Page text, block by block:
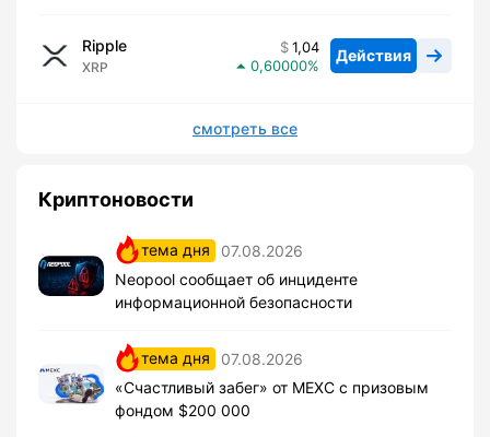
Ripple
XRP
1,04
0,60000
Действия
смотреть все
Криптоновости
тема дня
07.08.2026
Neopool сообщает об инциденте
информационной безопасности
тема дня
07.08.2026
«Счастливый забег» от MEXC с призовым
фондом $200 000